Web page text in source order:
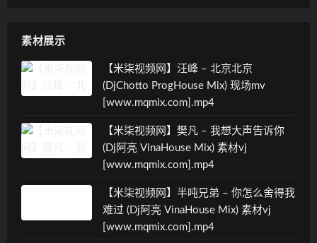
素材展示
【米柒视频网】汪峰 – 北京北京
(DjChotto ProgHouse Mix) 现场mv
[www.mqmix.com].mp4
【米柒视频网】樊凡 – 我想大声告诉你
(Dj阿亮 VinaHouse Mix) 素材vj
[www.mqmix.com].mp4
【米柒视频网】半吨兄弟 – 你怎么舍得我
难过 (Dj阿亮 VinaHouse Mix) 素材vj
[www.mqmix.com].mp4